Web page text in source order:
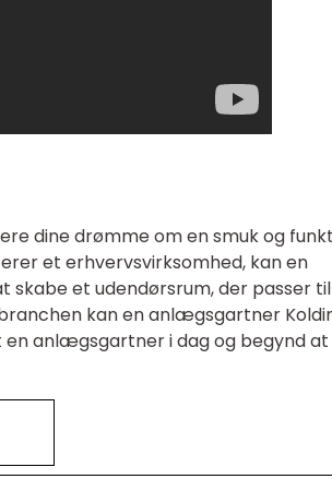
dine drømme om en smuk og
et erhvervsvirksomhed, kan en
et udendørsrum, der passer
kan en anlægsgartner
en anlægsgartner i dag og begynd at